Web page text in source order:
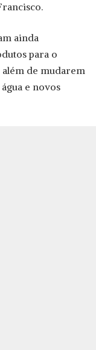
ainda
para o
de mudarem
e novos